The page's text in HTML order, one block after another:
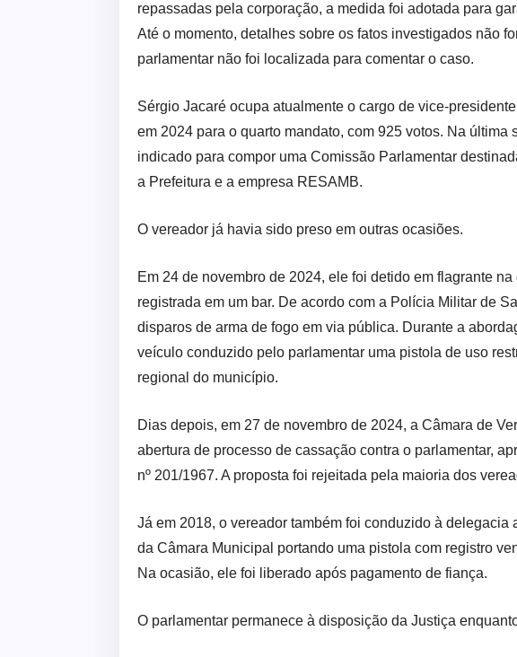
repassadas pela corporação, a medida foi adotada para
Até o momento, detalhes sobre os fatos investigados não
parlamentar não foi localizada para comentar o caso.
Sérgio Jacaré ocupa atualmente o cargo de vice-
em 2024 para o quarto mandato, com 925 votos. Na última
indicado para compor uma Comissão Parlamentar
a Prefeitura e a empresa RESAMB.
O vereador já havia sido preso em outras ocasiões.
Em 24 de novembro de 2024, ele foi detido em flagrante
registrada em um bar. De acordo com a Polícia Militar de
disparos de arma de fogo em via pública. Durante a
veículo conduzido pelo parlamentar uma pistola de uso
regional do município.
Dias depois, em 27 de novembro de 2024, a Câmara de
abertura de processo de cassação contra o parlamentar,
nº 201/1967. A proposta foi rejeitada pela maioria dos
Já em 2018, o vereador também foi conduzido à
da Câmara Municipal portando uma pistola com registro
Na ocasião, ele foi liberado após pagamento de fiança.
O parlamentar permanece à disposição da Justiça